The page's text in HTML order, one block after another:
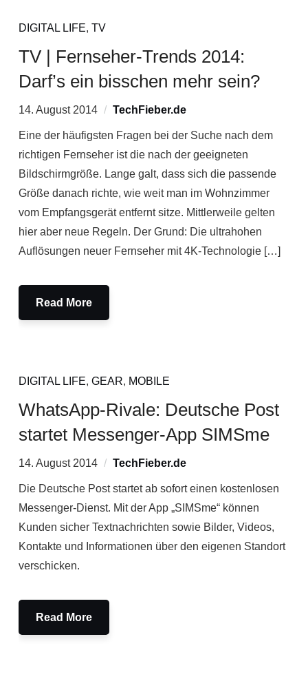
DIGITAL LIFE, TV
TV | Fernseher-Trends 2014:
Darf’s ein bisschen mehr sein?
14. August 2014 TechFieber.de
Eine der häufigsten Fragen bei der Suche nach dem
richtigen Fernseher ist die nach der geeigneten
Bildschirmgröße. Lange galt, dass sich die passende
Größe danach richte, wie weit man im Wohnzimmer
vom Empfangsgerät entfernt sitze. Mittlerweile gelten
hier aber neue Regeln. Der Grund: Die ultrahohen
Auflösungen neuer Fernseher mit 4K-Technologie […]
Read More
DIGITAL LIFE, GEAR, MOBILE
WhatsApp-Rivale: Deutsche Post
startet Messenger-App SIMSme
14. August 2014 TechFieber.de
Die Deutsche Post startet ab sofort einen kostenlosen
Messenger-Dienst. Mit der App „SIMSme“ können
Kunden sicher Textnachrichten sowie Bilder, Videos,
Kontakte und Informationen über den eigenen Standort
verschicken.
Read More